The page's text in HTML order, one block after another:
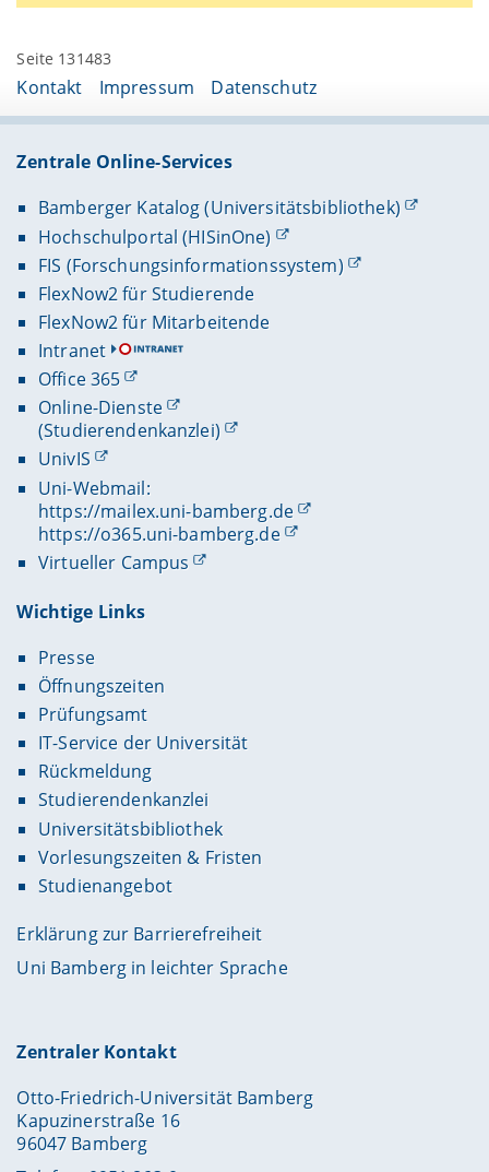
Seite 131483
Kontakt Impressum Datenschutz
Zentrale Online-Services
Bamberger Katalog (Universitätsbibliothek)
Hochschulportal (HISinOne)
FIS (Forschungsinformationssystem)
FlexNow2 für Studierende
FlexNow2 für Mitarbeitende
Intranet
Office 365
Online-Dienste
(Studierendenkanzlei)
UnivIS
Uni-Webmail:
https://mailex.uni-bamberg.de
https://o365.uni-bamberg.de
Virtueller Campus
Wichtige Links
Presse
Öffnungszeiten
Prüfungsamt
IT-Service der Universität
Rückmeldung
Studierendenkanzlei
Universitätsbibliothek
Vorlesungszeiten & Fristen
Studienangebot
Erklärung zur Barrierefreiheit
Uni Bamberg in leichter Sprache
Zentraler Kontakt
Otto-Friedrich-Universität Bamberg
Kapuzinerstraße 16
96047 Bamberg